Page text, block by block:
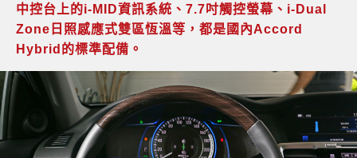
中控台上的i-MID資訊系統、7.7吋觸控螢幕、i-Dual
Zone日照感應式雙區恆溫等，都是國內Accord
Hybrid的標準配備。